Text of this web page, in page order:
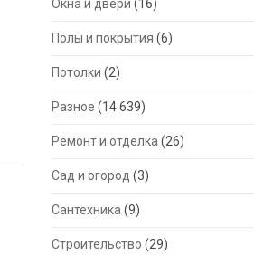
Окна и двери (16)
Полы и покрытия (6)
Потолки (2)
Разное (14 639)
Ремонт и отделка (26)
Сад и огород (3)
Сантехника (9)
Строительство (29)